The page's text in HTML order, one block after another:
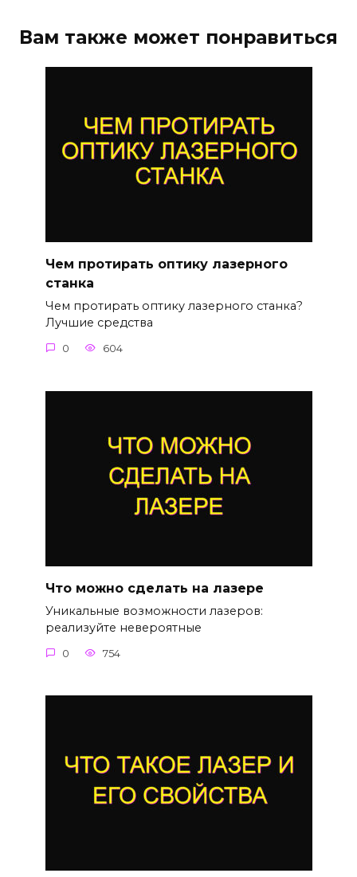
Вам также может понравиться
Чем протирать оптику лазерного
станка
Чем протирать оптику лазерного станка?
Лучшие средства
0 604
Что можно сделать на лазере
Уникальные возможности лазеров:
реализуйте невероятные
0 754